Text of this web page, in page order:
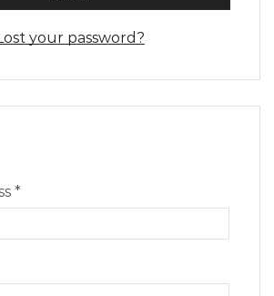
your password?
*Required